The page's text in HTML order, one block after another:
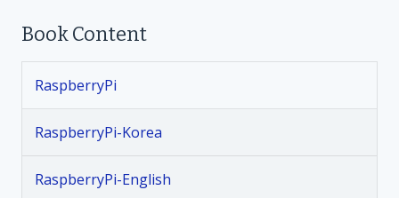
s
n
Book Content
RaspberryPi
RaspberryPi-Korea
RaspberryPi-English